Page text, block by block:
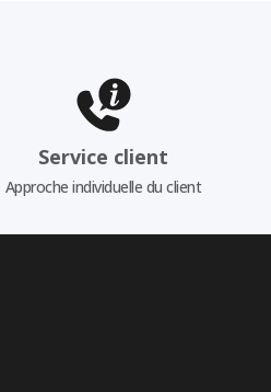
Service client
Approche individuelle du client